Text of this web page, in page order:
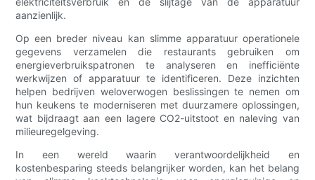
aanzienlijk.
Op een breder niveau kan slimme apparatuur operationele
gegevens verzamelen die restaurants gebruiken om
energieverbruikspatronen te analyseren en inefficiënte
werkwijzen of apparatuur te identificeren. Deze inzichten
helpen bedrijven weloverwogen beslissingen te nemen om
hun keukens te moderniseren met duurzamere oplossingen,
wat bijdraagt ​​aan een lagere CO2-uitstoot en naleving van
milieuregelgeving.
In een wereld waarin verantwoordelijkheid en
kostenbesparing steeds belangrijker worden, kan het belang